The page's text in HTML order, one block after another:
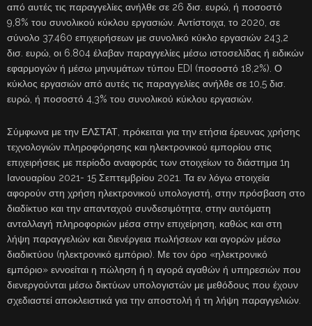
από αυτές τις παραγγελίες ανήλθε σε 26 δισ. ευρώ, ή ποσοστό
9,8% του συνολικού κύκλου εργασιών. Αντίστοιχα, το 2020, σε
σύνολο 37.460 επιχειρήσεων με συνολικό κύκλο εργασιών 243,2
δισ. ευρώ, οι 6.804 έλαβαν παραγγελίες μέσω ιστοσελίδας ή ειδικών
εφαρμογών ή μέσω μηνυμάτων τύπου EDI (ποσοστό 18,2%). Ο
κύκλος εργασιών από αυτές τις παραγγελίες ανήλθε σε 10,5 δισ.
ευρώ, ή ποσοστό 4,3% του συνολικού κύκλου εργασιών.
Σύμφωνα με την ΕΛΣΤΑΤ, πρόκειται για την ετήσια έρευνας χρήσης
τεχνολογιών πληροφόρησης και ηλεκτρονικού εμπορίου στις
επιχειρήσεις με περίοδο αναφοράς των στοιχείων το διάστημα 1η
Ιανουαρίου 2021- 15 Σεπτεμβρίου 2021. Τα εν λόγω στοιχεία
αφορούν στη χρήση ηλεκτρονικού υπολογιστή, στην πρόσβαση στο
διαδίκτυο και την απανταχού συνδεσιμότητα, στην αυτόματη
ανταλλαγή πληροφοριών μέσα στην επιχείρηση, καθώς και στη
λήψη παραγγελιών και διενέργεια πωλήσεων και αγορών μέσω
διαδικτύου (ηλεκτρονικό εμπόριο). Με τον όρο «ηλεκτρονικό
εμπόριο» εννοείται η πώληση ή η αγορά αγαθών ή υπηρεσιών που
διενεργούνται μέσω δικτύων υπολογιστών με μεθόδους που έχουν
σχεδιαστεί αποκλειστικά για την αποστολή ή τη λήψη παραγγελιών.